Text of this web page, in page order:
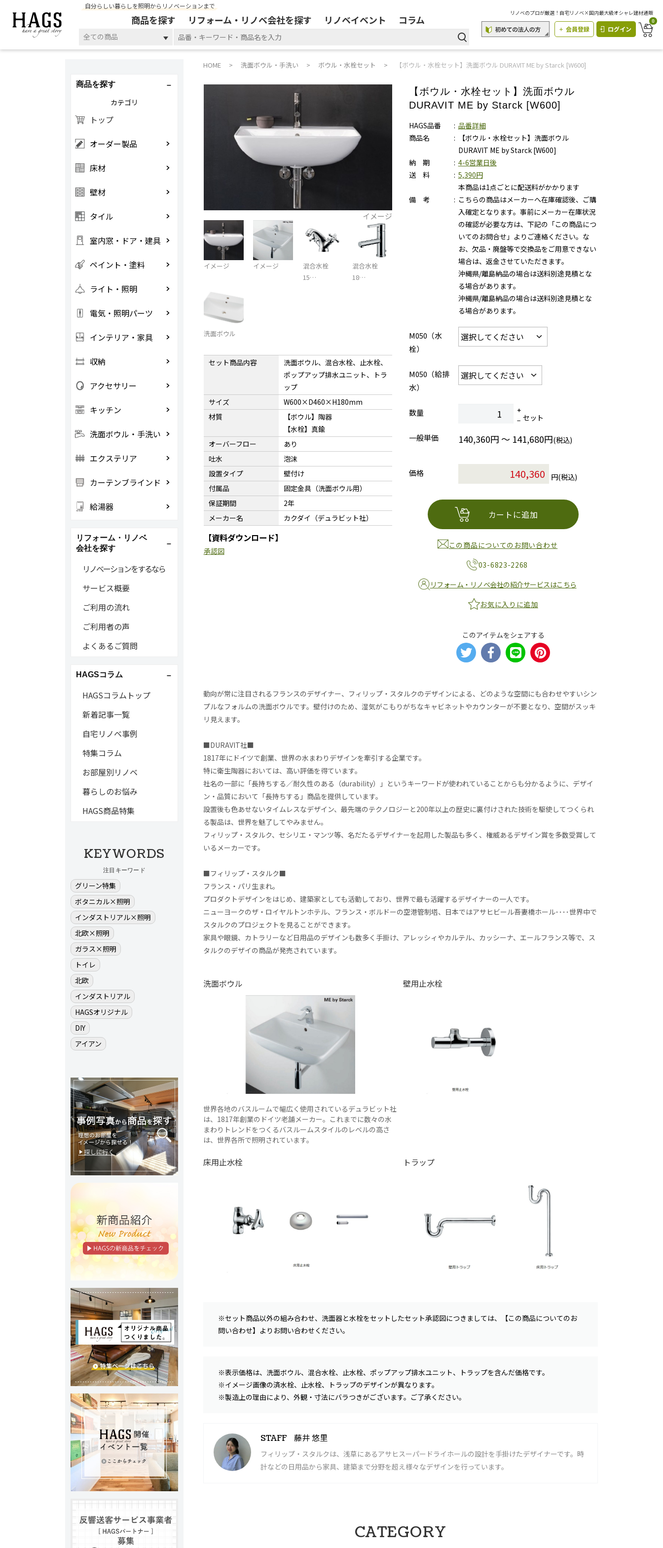
自分らしい暮らしを照明からリノベーションまで
商品を探す リフォーム・リノベ会社を探す リノベイベント コラム
全ての商品
リノベのプロが厳選！自宅リノベ×国内最大級オシャレ建材通販
会員登録 ログイン
0
HOME 洗面ボウル・手洗い ボウル・水栓セット 【ボウル・水栓セット】洗面ボウル DURAVIT ME by Starck [W600]
イメージ
イメージ イメージ
混合水栓
15…
混合水栓
18…
洗面ボウル
セット商品内容
洗面ボウル、混合水栓、止水栓、
ポップアップ排水ユニット、トラ
ップ
サイズ
W600×D460×H180mm
材質
【ボウル】陶器
【水栓】真鍮
オーバーフロー
あり
吐水
泡沫
設置タイプ
壁付け
付属品
固定金具（洗面ボウル用）
保証期間
2年
メーカー名
カクダイ（デュラビット社）
【資料ダウンロード】
承認図
【ボウル・水栓セット】洗面ボウル
DURAVIT ME by Starck [W600]
HAGS品番
品番詳細
商品名
【ボウル・水栓セット】洗面ボウル
DURAVIT ME by Starck [W600]
納 期
4-6営業日後
送 料
5,390円
本商品は1点ごとに配送料がかかります
備 考
こちらの商品はメーカーへ在庫確認後、ご購
入確定となります。事前にメーカー在庫状況
の確認が必要な方は、下記の「この商品につ
いてのお問合せ」よりご連絡ください。な
お、欠品・廃盤等で交換品をご用意できない
場合は、返金させていただきます。
沖縄県/離島納品の場合は送料別途見積とな
る場合があります。
沖縄県/離島納品の場合は送料別途見積とな
る場合があります。
M050（水
栓）
M050（給排
水）
数量
セット
一般単価
140,360円 ～ 141,680円(税込)
価格 円(税込)
カートに追加
この商品についてのお問い合わせ
03-6823-2268
リフォーム・リノベ会社の紹介サービスはこちら
お気に入りに追加
このアイテムをシェアする
動向が常に注目されるフランスのデザイナー、フィリップ・スタルクのデザインによる、どのような空間にも合わせやすいシン
プルなフォルムの洗面ボウルです。壁付けのため、湿気がこもりがちなキャビネットやカウンターが不要となり、空間がスッキ
リ見えます。
■DURAVIT社■
1817年にドイツで創業、世界の水まわりデザインを牽引する企業です。
特に衛生陶器においては、高い評価を得ています。
社名の一部に「長持ちする／耐久性のある（durability）」というキーワードが使われていることからも分かるように、デザイ
ン・品質において「長持ちする」商品を提供しています。
設置後も色あせないタイムレスなデザイン、最先端のテクノロジーと200年以上の歴史に裏付けされた技術を駆使してつくられ
る製品は、世界を魅了してやみません。
フィリップ・スタルク、セシリエ・マンツ等、名だたるデザイナーを起用した製品も多く、権威あるデザイン賞を多数受賞して
いるメーカーです。
■フィリップ・スタルク■
フランス・パリ生まれ。
プロダクトデザインをはじめ、建築家としても活動しており、世界で最も活躍するデザイナーの一人です。
ニューヨークのザ・ロイヤルトンホテル、フランス・ボルドーの空港管制塔、日本ではアサヒビール吾妻橋ホール････世界中で
スタルクのプロジェクトを見ることができます。
家具や眼鏡、カトラリーなど日用品のデザインも数多く手掛け、アレッシィやカルテル、カッシーナ、エールフランス等で、ス
タルクのデザイの商品が発売されています。
洗面ボウル
世界各地のバスルームで幅広く使用されているデュラビット社
は、1817年創業のドイツ老舗メーカー。これまでに数々の水
まわりトレンドをつくるバスルームスタイルのレベルの高さ
は、世界各所で照明されています。
壁用止水栓
床用止水栓 トラップ
※セット商品以外の組み合わせ、洗面器と水栓をセットしたセット承認図につきましては、【この商品についてのお
問い合わせ】よりお問い合わせください。
※表示価格は、洗面ボウル、混合水栓、止水栓、ポップアップ排水ユニット、トラップを含んだ価格です。
※イメージ画像の済水栓、止水栓、トラップのデザインが異なります。
※製造上の理由により、外観・寸法にバラつきがございます。ご了承ください。
STAFF 藤井 悠里
フィリップ・スタルクは、浅草にあるアサヒスーパードライホールの設計を手掛けたデザイナーです。時
計などの日用品から家具、建築まで分野を超え様々なデザインを行っています。
CATEGORY
商品を探す
カテゴリ
トップ
オーダー製品
床材
壁材
タイル
室内窓・ドア・建具
ペイント・塗料
ライト・照明
電気・照明パーツ
インテリア・家具
収納
アクセサリー
キッチン
洗面ボウル・手洗い
エクステリア
カーテンブラインド
給湯器
リフォーム・リノベ
会社を探す
リノベーションをするなら
サービス概要
ご利用の流れ
ご利用者の声
よくあるご質問
HAGSコラム
HAGSコラムトップ
新着記事一覧
自宅リノベ事例
特集コラム
お部屋別リノベ
暮らしのお悩み
HAGS商品特集
KEYWORDS
注目キーワード
グリーン特集
ボタニカル×照明
インダストリアル×照明
北欧×照明
ガラス×照明
トイレ
北欧
インダストリアル
HAGSオリジナル
DIY
アイアン